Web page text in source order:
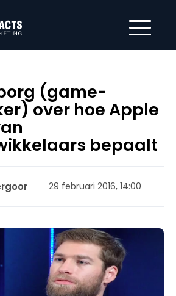
(game-
over hoe Apple
bepaalt
29 februari 2016, 14:00